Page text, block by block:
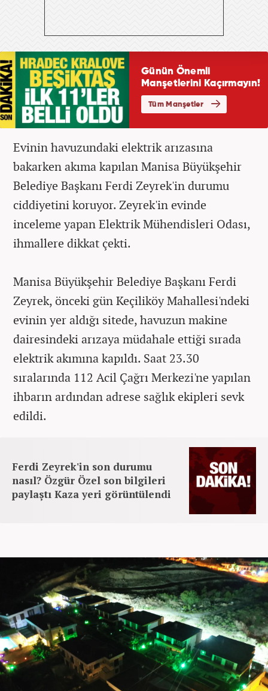
Evinin havuzundaki elektrik arızasına
bakarken akıma kapılan Manisa Büyükşehir
Belediye Başkanı Ferdi Zeyrek'in durumu
ciddiyetini koruyor. Zeyrek'in evinde
inceleme yapan Elektrik Mühendisleri Odası,
ihmallere dikkat çekti.
Manisa Büyükşehir Belediye Başkanı Ferdi
Zeyrek, önceki gün Keçiliköy Mahallesi'ndeki
evinin yer aldığı sitede, havuzun makine
dairesindeki arızaya müdahale ettiği sırada
elektrik akımına kapıldı. Saat 23.30
sıralarında 112 Acil Çağrı Merkezi'ne yapılan
ihbarın ardından adrese sağlık ekipleri sevk
edildi.
Ferdi Zeyrek'in son durumu
nasıl? Özgür Özel son bilgileri
paylaştı Kaza yeri görüntülendi